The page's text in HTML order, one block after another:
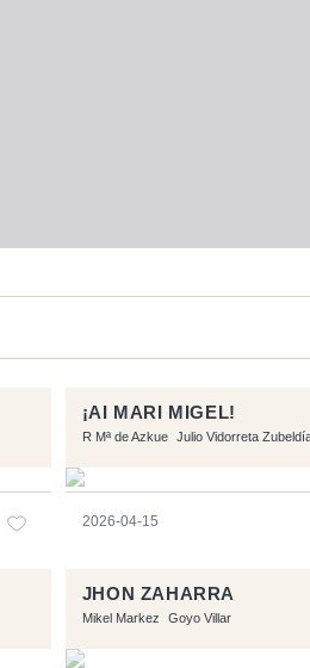
¡AI MARI MIGEL!
R Mª de Azkue Julio Vidorreta
2026-04-15
JHON ZAHARRA
Mikel Markez Goyo Villar